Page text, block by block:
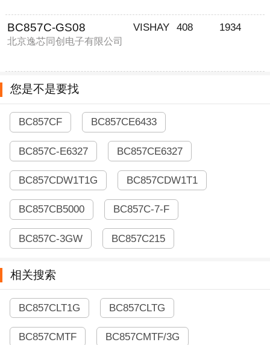
BC857C-GS08
北京逸芯同创电子有限公司
VISHAY 408 1934
您是不是要找
BC857CF BC857CE6433
BC857C-E6327 BC857CE6327
BC857CDW1T1G BC857CDW1T1
BC857CB5000 BC857C-7-F
BC857C-3GW BC857C215
相关搜索
BC857CLT1G BC857CLTG
BC857CMTF BC857CMTF/3G